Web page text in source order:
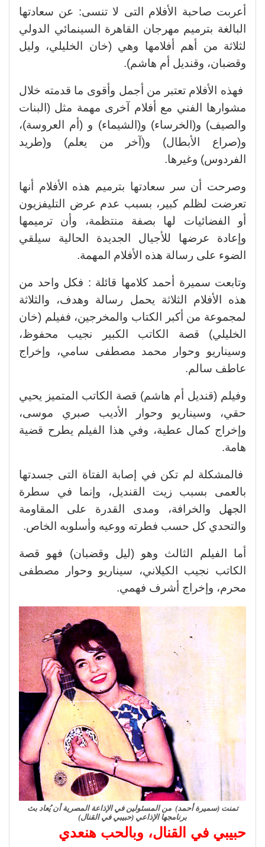
أعربت صاحبة الأفلام التى لا تنسى: عن سعادتها
البالغة بترميم مهرجان القاهرة السينمائي الدولي
لثلاثة من أهم أفلامها وهي (خان الخليلي، وليل
وقضبان، وقنديل أم هاشم).
فهذه الأفلام تعتبر من أجمل وأقوى ما قدمته خلال
مشوارها الفني مع أفلام آخرى مهمة مثل (البنات
والصيف) و(الخرساء) و(الشيماء) و (أم العروسة)،
و(صراع الأبطال) و(آخر من يعلم) و(طريد
الفردوس) وغيرها.
وصرحت أن سر سعادتها بترميم هذه الأفلام أنها
تعرضت لظلم كبير، بسبب عدم عرض التليفزيون
أو الفضائيات لها بصفة منتظمة، وأن ترميمها
وإعادة عرضها للأجيال الجديدة الحالية سيلقي
الضوء على رسالة هذه الأفلام المهمة.
وتابعت سميرة أحمد كلامها قائلة : فكل واحد من
هذه الأفلام الثلاثة يحمل رسالة وهدف، والثلاثة
لمجموعة من أكبر الكتاب والمخرجين، ففيلم (خان
الخليلي) قصة الكاتب الكبير نجيب محفوظ،
وسيناريو وحوار محمد مصطفى سامي، وإخراج
عاطف سالم.
وفيلم (قنديل أم هاشم) قصة الكاتب المتميز يحيي
حقي، وسيناريو وحوار الأديب صبري موسى،
وإخراج كمال عطية، وفي هذا الفيلم يطرح قضية
هامة.
فالمشكلة لم تكن في إصابة الفتاة التى جسدتها
بالعمى بسبب زيت القنديل، وإنما في سطرة
الجهل والخرافة، ومدى القدرة على المقاومة
والتحدي كل حسب فطرته ووعيه وأسلوبه الخاص.
أما الفيلم الثالث وهو (ليل وقضبان) فهو قصة
الكاتب نجيب الكيلاني، سيناريو وحوار مصطفى
محرم، وإخراج أشرف فهمي.
تمنت (سميرة أحمد) من المسئولين في الإذاعة المصرية أن يُعاد بث
برنامجها الإذاعي (حبيبي في القنال)
حبيبي في القنال، وبالحب هنعدي